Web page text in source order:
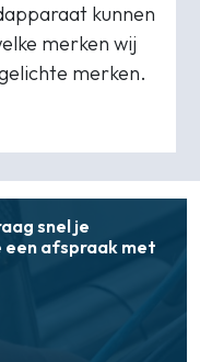
kunnen
merken wij
merken.
snel je
een afspraak met